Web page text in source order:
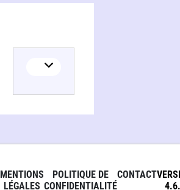
MENTIONS
LÉGALES
POLITIQUE DE
CONFIDENTIALITÉ
CONTACT